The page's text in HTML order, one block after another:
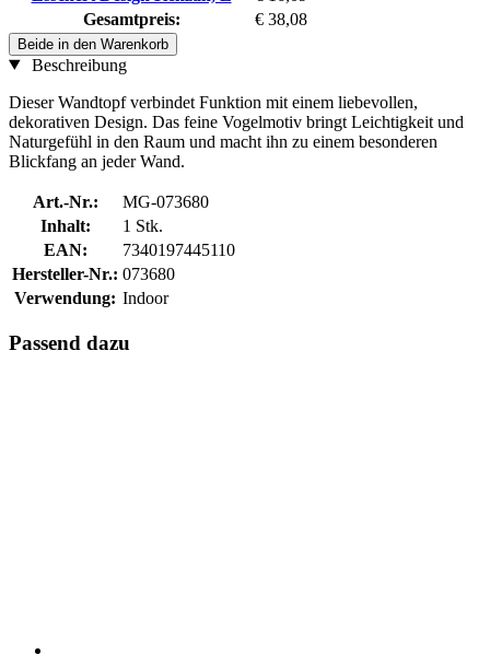
Gesamtpreis:
€ 38,08
Beide in den Warenkorb
Beschreibung
Dieser Wandtopf verbindet Funktion mit einem liebevollen,
dekorativen Design. Das feine Vogelmotiv bringt Leichtigkeit und
Naturgefühl in den Raum und macht ihn zu einem besonderen
Blickfang an jeder Wand.
Art.-Nr.:
MG-073680
Inhalt:
1 Stk.
EAN:
7340197445110
Hersteller-Nr.: 073680
Verwendung: Indoor
Passend dazu